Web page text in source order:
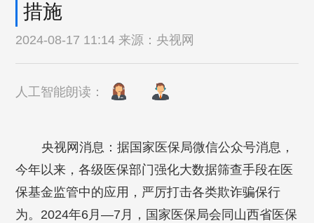
措施
2024-08-17 11:14 来源： 央视网
人工智能朗读：
央视网消息：据国家医保局微信公众号消息，
今年以来，各级医保部门强化大数据筛查手段在医
保基金监管中的应用，严厉打击各类欺诈骗保行
为。2024年6月—7月，国家医保局会同山西省医保